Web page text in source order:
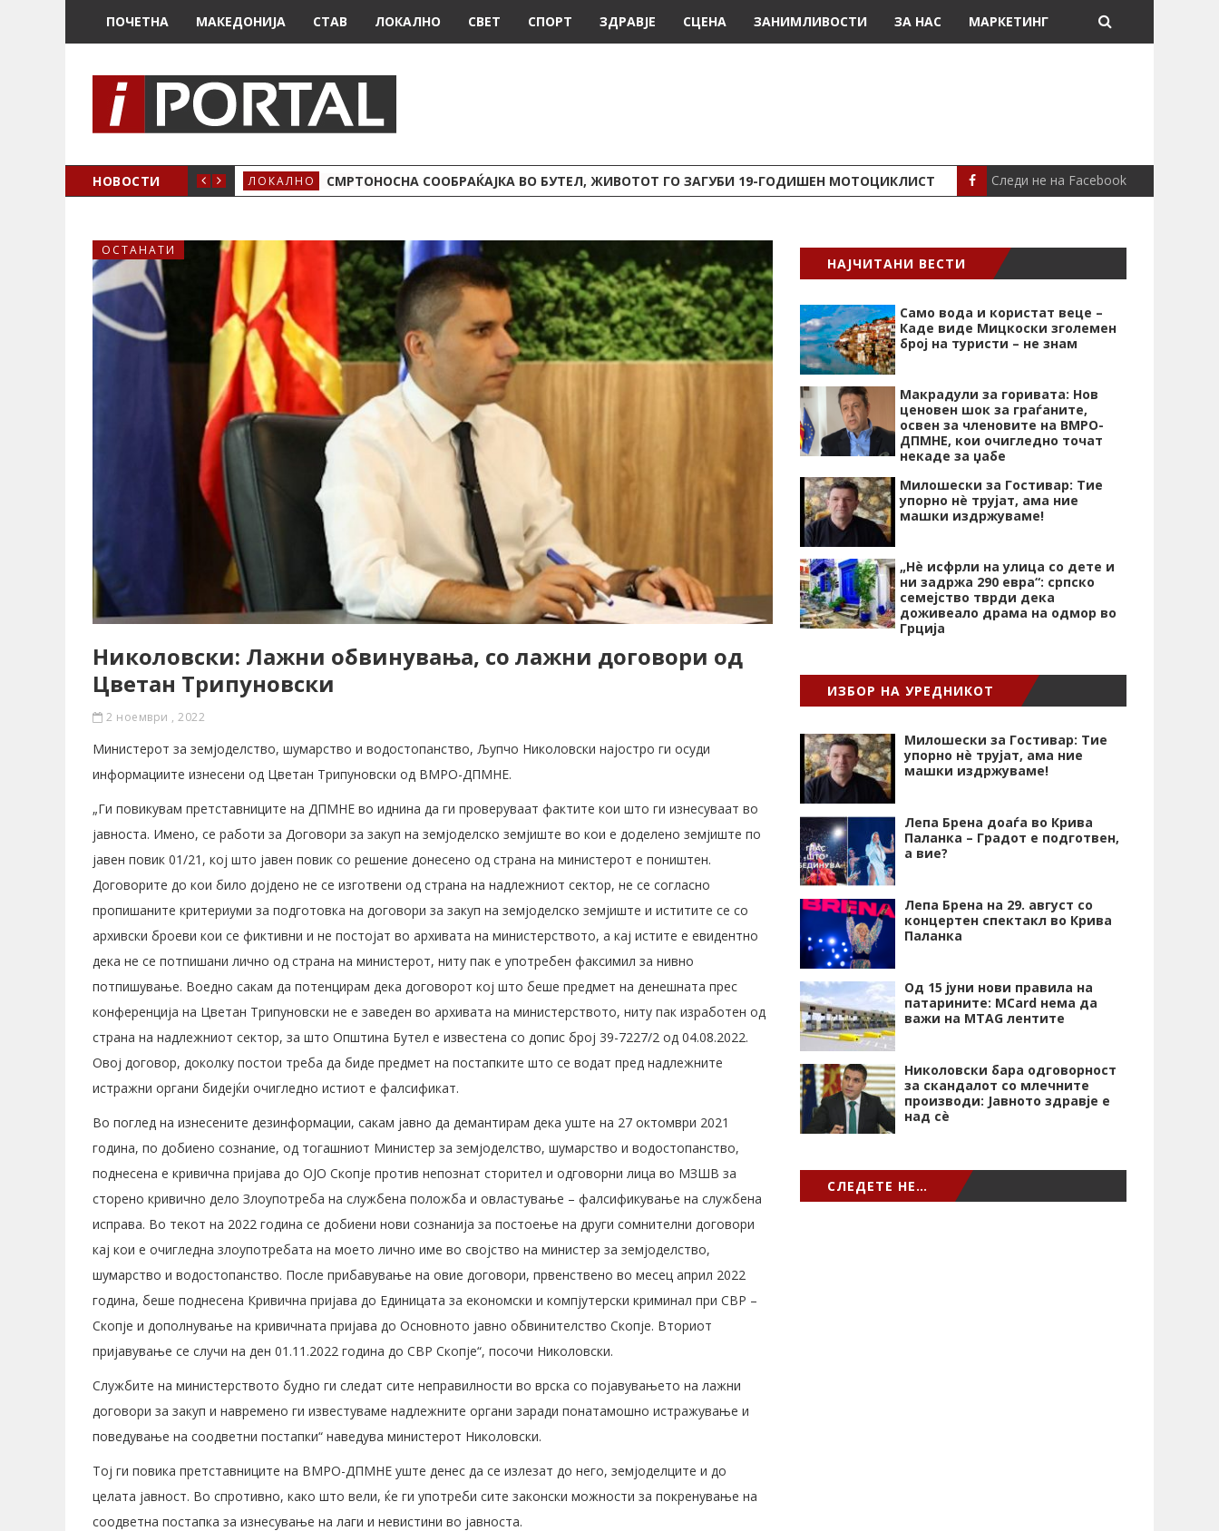
ПОЧЕТНА МАКЕДОНИЈА СТАВ ЛОКАЛНО СВЕТ СПОРТ ЗДРАВЈЕ СЦЕНА ЗАНИМЛИВОСТИ ЗА НАС МАРКЕТИНГ
НОВОСТИ ЛОКАЛНО СМРТОНОСНА СООБРАЌАЈКА ВО БУТЕЛ, ЖИВОТОТ ГО ЗАГУБИ 19-ГОДИШЕН МОТОЦИКЛИСТ СЦЕНА СЕВЕРИНА ВО
Следи не на Facebook
ОСТАНАТИ
Николовски: Лажни обвинувања, со лажни договори од
Цветан Трипуновски
2 ноември , 2022
Mинистерот за земјоделство, шумарство и водостопанство, Љупчо Николовски најостро ги осуди
информациите изнесени од Цветан Трипуновски од ВМРО-ДПМНЕ.
„Ги повикувам претставниците на ДПМНЕ во иднина да ги проверуваат фактите кои што ги изнесуваат во
јавноста. Имено, се работи за Договори за закуп на земјоделско земјиште во кои е доделено земјиште по
јавен повик 01/21, кој што јавен повик со решение донесено од страна на министерот е поништен.
Договорите до кои било дојдено не се изготвени од страна на надлежниот сектор, не се согласно
пропишаните критериуми за подготовка на договори за закуп на земјоделско земјиште и иститите се со
архивски броеви кои се фиктивни и не постојат во архивата на министерството, а кај истите е евидентно
дека не се потпишани лично од страна на министерот, ниту пак е употребен факсимил за нивно
потпишување. Воедно сакам да потенцирам дека договорот кој што беше предмет на денешната прес
конференција на Цветан Трипуновски не е заведен во архивата на министерството, ниту пак изработен од
страна на надлежниот сектор, за што Општина Бутел е известена со допис број 39-7227/2 од 04.08.2022.
Овој договор, доколку постои треба да биде предмет на постапките што се водат пред надлежните
истражни органи бидејќи очигледно истиот е фалсификат.
Во поглед на изнесените дезинформации, сакам јавно да демантирам дека уште на 27 октомври 2021
година, по добиено сознание, од тогашниот Министер за земјоделство, шумарство и водостопанство,
поднесена е кривична пријава до ОЈО Скопје против непознат сторител и одговорни лица во МЗШВ за
сторено кривично дело Злоупотреба на службена положба и овластување – фалсификување на службена
исправа. Во текот на 2022 година се добиени нови сознанија за постоење на други сомнителни договори
кај кои е очигледна злоупотребата на моето лично име во својство на министер за земјоделство,
шумарство и водостопанство. После прибавување на овие договори, првенствено во месец април 2022
година, беше поднесена Кривична пријава до Единицата за економски и компјутерски криминал при СВР –
Скопје и дополнување на кривичната пријава до Основното јавно обвинителство Скопје. Вториот
пријавување се случи на ден 01.11.2022 година до СВР Скопје“, посочи Николовски.
Службите на министерството будно ги следат сите неправилности во врска со појавувањето на лажни
договори за закуп и навремено ги известуваме надлежните органи заради понатамошно истражување и
поведување на соодветни постапки“ наведува министерот Николовски.
Тој ги повика претставниците на ВМРО-ДПМНЕ уште денес да се излезат до него, земјоделците и до
целата јавност. Во спротивно, како што вели, ќе ги употреби сите законски можности за покренување на
соодветна постапка за изнесување на лаги и невистини во јавноста.
НАЈЧИТАНИ ВЕСТИ
Само вода и користат веце –
Каде виде Мицкоски зголемен
број на туристи – не знам
Макрадули за горивата: Нов
ценовен шок за граѓаните,
освен за членовите на ВМРО-
ДПМНЕ, кои очигледно точат
некаде за џабе
Милошески за Гостивар: Тие
упорно нѐ трујат, ама ние
машки издржуваме!
„Нѐ исфрли на улица со дете и
ни задржа 290 евра“: српско
семејство тврди дека
доживеало драма на одмор во
Грција
ИЗБОР НА УРЕДНИКОТ
Милошески за Гостивар: Тие
упорно нѐ трујат, ама ние
машки издржуваме!
Лепа Брена доаѓа во Крива
Паланка – Градот е подготвен,
а вие?
Лепа Брена на 29. август со
концертен спектакл во Крива
Паланка
Од 15 јуни нови правила на
патарините: MCard нема да
важи на MTAG лентите
Николовски бара одговорност
за скандалот со млечните
производи: Јавното здравје е
над сѐ
СЛЕДЕТЕ НЕ…